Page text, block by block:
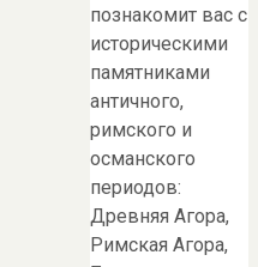
познакомит вас с
историческими
памятниками
античного,
римского и
османского
периодов:
Древняя Агора,
Римская Агора,